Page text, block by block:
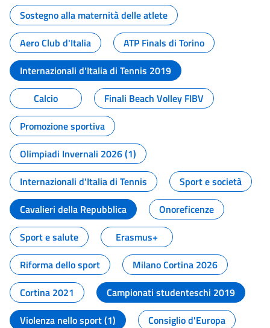
Sostegno alla maternità delle atlete
Aero Club d'Italia
ATP Finals di Torino
Internazionali d'Italia di Tennis 2019
Calcio
Finali Beach Volley FIBV
Promozione sportiva
Olimpiadi Invernali 2026 (1)
Internazionali d'Italia di Tennis
Sport e società
Cavalieri della Repubblica
Onoreficenze
Sport e salute
Erasmus+
Riforma dello sport
Milano Cortina 2026
Cortina 2021
Campionati studenteschi 2019
Violenza nello sport (1)
Consiglio d'Europa